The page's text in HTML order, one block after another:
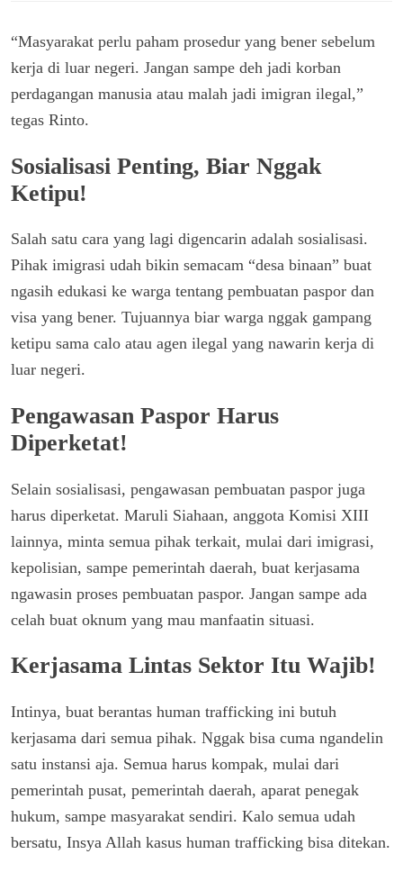
“Masyarakat perlu paham prosedur yang bener sebelum
kerja di luar negeri. Jangan sampe deh jadi korban
perdagangan manusia atau malah jadi imigran ilegal,”
tegas Rinto.
Sosialisasi Penting, Biar Nggak
Ketipu!
Salah satu cara yang lagi digencarin adalah sosialisasi.
Pihak imigrasi udah bikin semacam “desa binaan” buat
ngasih edukasi ke warga tentang pembuatan paspor dan
visa yang bener. Tujuannya biar warga nggak gampang
ketipu sama calo atau agen ilegal yang nawarin kerja di
luar negeri.
Pengawasan Paspor Harus
Diperketat!
Selain sosialisasi, pengawasan pembuatan paspor juga
harus diperketat. Maruli Siahaan, anggota Komisi XIII
lainnya, minta semua pihak terkait, mulai dari imigrasi,
kepolisian, sampe pemerintah daerah, buat kerjasama
ngawasin proses pembuatan paspor. Jangan sampe ada
celah buat oknum yang mau manfaatin situasi.
Kerjasama Lintas Sektor Itu Wajib!
Intinya, buat berantas human trafficking ini butuh
kerjasama dari semua pihak. Nggak bisa cuma ngandelin
satu instansi aja. Semua harus kompak, mulai dari
pemerintah pusat, pemerintah daerah, aparat penegak
hukum, sampe masyarakat sendiri. Kalo semua udah
bersatu, Insya Allah kasus human trafficking bisa ditekan.